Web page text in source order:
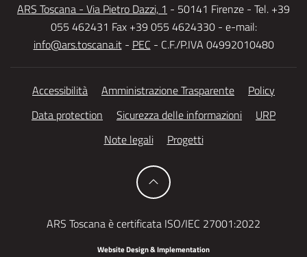
ARS Toscana - Via Pietro Dazzi, 1 - 50141 Firenze - Tel. +39
055 462431 Fax +39 055 4624330 - e-mail:
info@ars.toscana.it- PEC - C.F./P.IVA 04992010480
Accessibilità Amministrazione Trasparente
Policy
Data protection
Sicurezza delle informazioni
URP
Note legali
Progetti
ARS Toscana è certificata ISO/IEC 27001:2022
Website Design & Implementation